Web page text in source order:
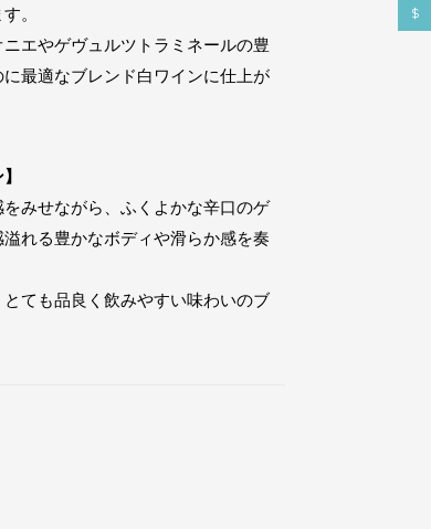
$
。
エやゲヴュルツトラミネールの豊
最適なブレンド白ワインに仕上が
みせながら、ふくよかな辛口のゲ
れる豊かなボディや滑らか感を奏
ても品良く飲みやすい味わいのブ